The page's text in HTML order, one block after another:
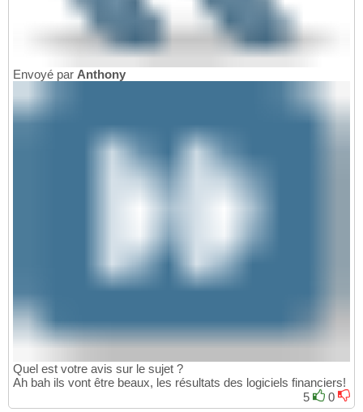
Envoyé par Anthony
Quel est votre avis sur le sujet ?
Ah bah ils vont être beaux, les résultats des logiciels financiers!
5
0